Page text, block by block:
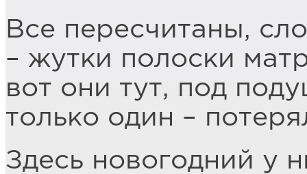
Все пересчитаны,
– жутки полоски
вот они тут, под
только один –
Здесь новогодний у